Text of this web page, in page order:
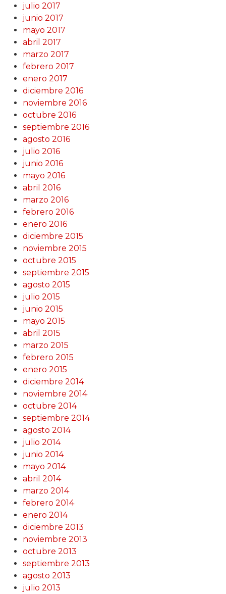
julio 2017
junio 2017
mayo 2017
abril 2017
marzo 2017
febrero 2017
enero 2017
diciembre 2016
noviembre 2016
octubre 2016
septiembre 2016
agosto 2016
julio 2016
junio 2016
mayo 2016
abril 2016
marzo 2016
febrero 2016
enero 2016
diciembre 2015
noviembre 2015
octubre 2015
septiembre 2015
agosto 2015
julio 2015
junio 2015
mayo 2015
abril 2015
marzo 2015
febrero 2015
enero 2015
diciembre 2014
noviembre 2014
octubre 2014
septiembre 2014
agosto 2014
julio 2014
junio 2014
mayo 2014
abril 2014
marzo 2014
febrero 2014
enero 2014
diciembre 2013
noviembre 2013
octubre 2013
septiembre 2013
agosto 2013
julio 2013